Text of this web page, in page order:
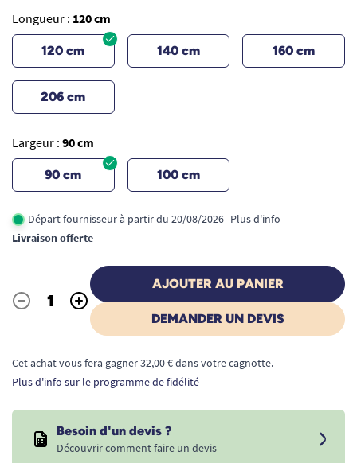
Longueur : 120 cm
120 cm 140 cm 160 cm
206 cm
Largeur : 90 cm
90 cm 100 cm
Départ fournisseur à partir du 20/08/2026 Plus d'info
Livraison offerte
Quantité
- +
AJOUTER AU PANIER
DEMANDER UN DEVIS
Cet achat vous fera gagner 32,00 € dans votre cagnotte.
Plus d'info sur le programme de fidélité
Besoin d'un devis ?
Découvrir comment faire un devis